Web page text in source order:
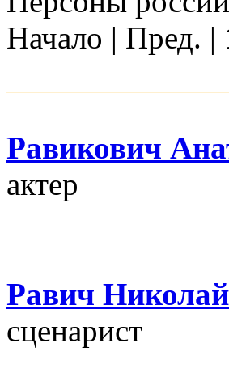
Начало | Пред. |
Равикович
актер
Равич
сценарист